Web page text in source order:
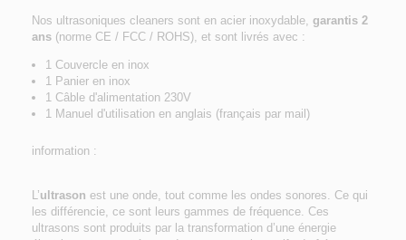
Nos ultrasoniques cleaners sont en acier inoxydable, garantis 2
ans (norme CE / FCC / ROHS), et sont livrés avec :
1 Couvercle en inox
1 Panier en inox
1 Câble d'alimentation 230V
1 Manuel d'utilisation en anglais (français par mail)
information :
L’ultrason est une onde, tout comme les ondes sonores. Ce qui
les différencie, ce sont leurs gammes de fréquence. Ces
ultrasons sont produits par la transformation d’une énergie